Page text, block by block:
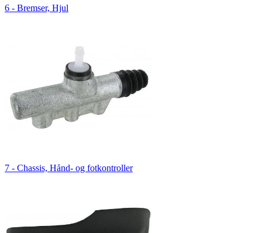
6 - Bremser, Hjul
7 - Chassis, Hånd- og fotkontroller